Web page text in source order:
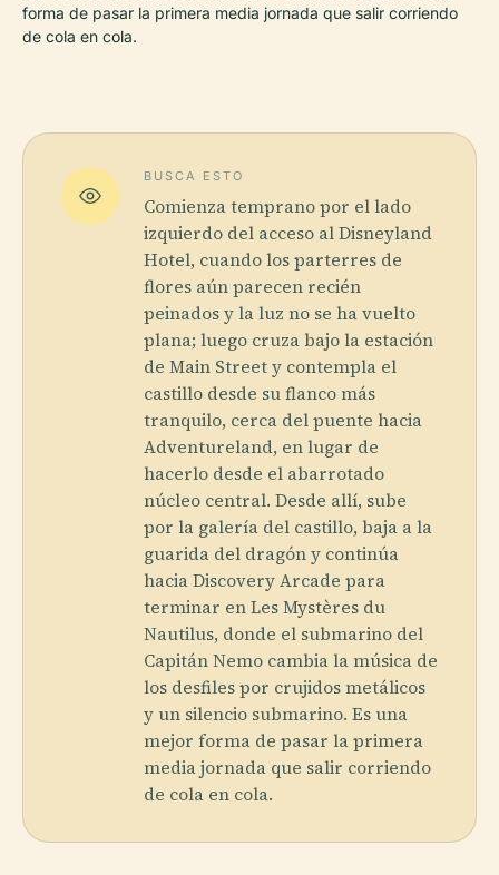
forma de pasar la primera media jornada que salir corriendo
de cola en cola.
BUSCA ESTO
Comienza temprano por el lado
izquierdo del acceso al Disneyland
Hotel, cuando los parterres de
flores aún parecen recién
peinados y la luz no se ha vuelto
plana; luego cruza bajo la estación
de Main Street y contempla el
castillo desde su flanco más
tranquilo, cerca del puente hacia
Adventureland, en lugar de
hacerlo desde el abarrotado
núcleo central. Desde allí, sube
por la galería del castillo, baja a la
guarida del dragón y continúa
hacia Discovery Arcade para
terminar en Les Mystères du
Nautilus, donde el submarino del
Capitán Nemo cambia la música de
los desfiles por crujidos metálicos
y un silencio submarino. Es una
mejor forma de pasar la primera
media jornada que salir corriendo
de cola en cola.